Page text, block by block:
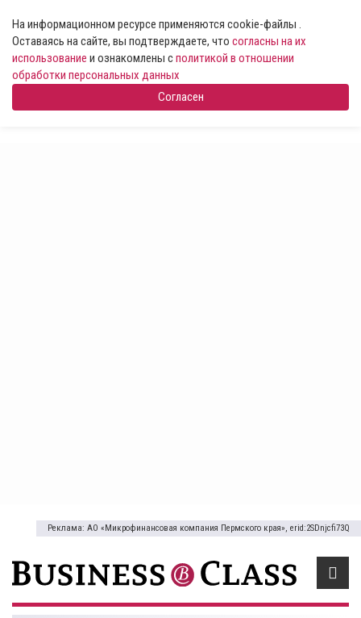
На информационном ресурсе применяются cookie-файлы .
Оставаясь на сайте, вы подтверждаете, что согласны на их
использование и ознакомлены сполитикой в отношении
обработки персональных данных
Согласен
Реклама: АО «Микрофинансовая компания Пермского края», erid:2SDnjcfi73Q